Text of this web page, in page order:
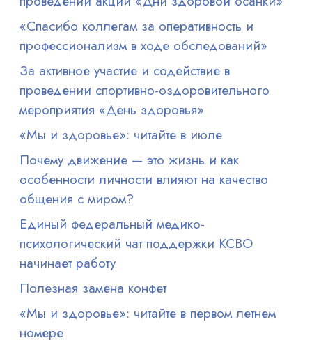
«Спасибо коллегам за оперативность и
профессионализм в ходе обследований»
За активное участие и содействие в
проведении спортивно-оздоровительного
мероприятия «День здоровья»
«Мы и здоровье»: читайте в июле
Почему движение — это жизнь и как
особенности личности влияют на качество
общения с миром?
Единый федеральный медико-
психологический чат поддержки КСВО
начинает работу
Полезная замена конфет
«Мы и здоровье»: читайте в первом летнем
номере